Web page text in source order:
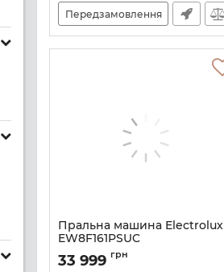
Передзамовлення
Пральна машина Electrolux
EW8F161PSUC
Артикул:A141158
33 999 грн